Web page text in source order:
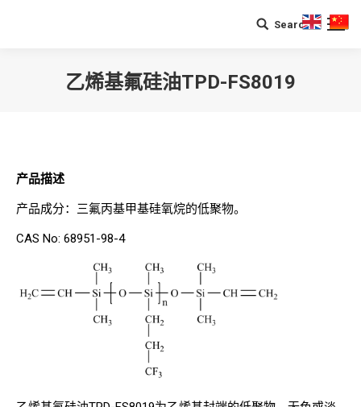
Search:
Search
乙烯基氟硅油TPD-FS8019
产品描述
产品成分：三氟丙基甲基硅氧烷的低聚物。
CAS No: 68951-98-4